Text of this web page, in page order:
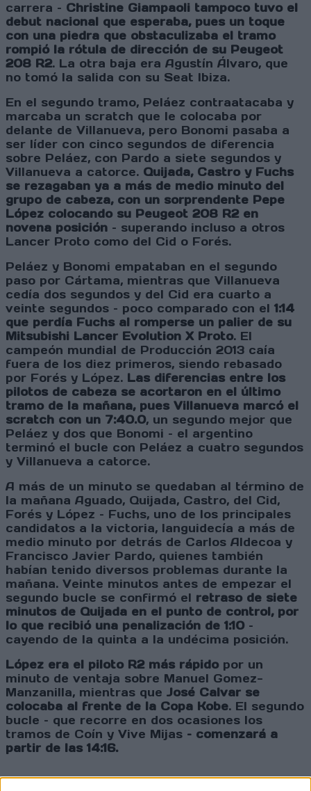
carrera – Christine Giampaoli tampoco tuvo el
debut nacional que esperaba, pues un toque
con una piedra que obstaculizaba el tramo
rompió la rótula de dirección de su Peugeot
208 R2. La otra baja era Agustín Álvaro, que
no tomó la salida con su Seat Ibiza.
En el segundo tramo, Peláez contraatacaba y
marcaba un scratch que le colocaba por
delante de Villanueva, pero Bonomi pasaba a
ser líder con cinco segundos de diferencia
sobre Peláez, con Pardo a siete segundos y
Villanueva a catorce. Quijada, Castro y Fuchs
se rezagaban ya a más de medio minuto del
grupo de cabeza, con un sorprendente Pepe
López colocando su Peugeot 208 R2 en
novena posición – superando incluso a otros
Lancer Proto como del Cid o Forés.
Peláez y Bonomi empataban en el segundo
paso por Cártama, mientras que Villanueva
cedía dos segundos y del Cid era cuarto a
veinte segundos – poco comparado con el 1:14
que perdía Fuchs al romperse un palier de su
Mitsubishi Lancer Evolution X Proto. El
campeón mundial de Producción 2013 caía
fuera de los diez primeros, siendo rebasado
por Forés y López. Las diferencias entre los
pilotos de cabeza se acortaron en el último
tramo de la mañana, pues Villanueva marcó el
scratch con un 7:40.0, un segundo mejor que
Peláez y dos que Bonomi – el argentino
terminó el bucle con Peláez a cuatro segundos
y Villanueva a catorce.
A más de un minuto se quedaban al término de
la mañana Aguado, Quijada, Castro, del Cid,
Forés y López – Fuchs, uno de los principales
candidatos a la victoria, languidecía a más de
medio minuto por detrás de Carlos Aldecoa y
Francisco Javier Pardo, quienes también
habían tenido diversos problemas durante la
mañana. Veinte minutos antes de empezar el
segundo bucle se confirmó el retraso de siete
minutos de Quijada en el punto de control, por
lo que recibió una penalización de 1:10 –
cayendo de la quinta a la undécima posición.
López era el piloto R2 más rápido por un
minuto de ventaja sobre Manuel Gomez-
Manzanilla, mientras que José Calvar se
colocaba al frente de la Copa Kobe. El segundo
bucle – que recorre en dos ocasiones los
tramos de Coín y Vive Mijas – comenzará a
partir de las 14:16.